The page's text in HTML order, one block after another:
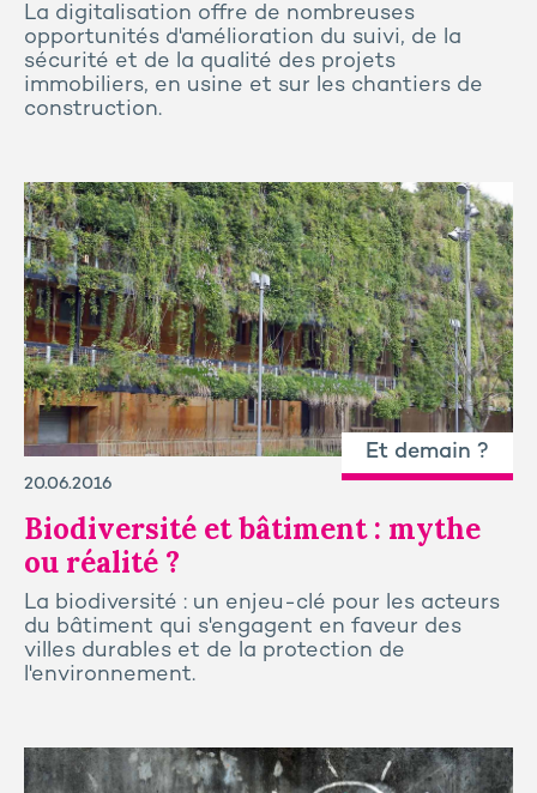
La digitalisation offre de nombreuses
opportunités d'amélioration du suivi, de la
sécurité et de la qualité des projets
immobiliers, en usine et sur les chantiers de
construction.
Et demain ?
20.06.2016
Biodiversité et bâtiment : mythe
ou réalité ?
La biodiversité : un enjeu-clé pour les acteurs
du bâtiment qui s'engagent en faveur des
villes durables et de la protection de
l'environnement.